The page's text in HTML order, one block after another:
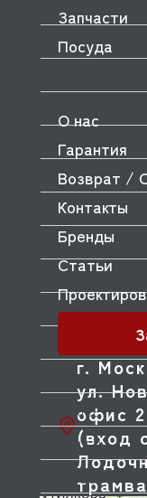
MFK
MICRODOS
MKN
MODULAR
MODULINE
MONDIAL FORNI
MONOLITH
MORELLO
MORETTI
MORICE
MULLER
MUSSO
г.
ул.
офис
(вход
Запчасти
Посуда
О нас
Гарантия
Возврат /
Контакты
Бренды
Статьи